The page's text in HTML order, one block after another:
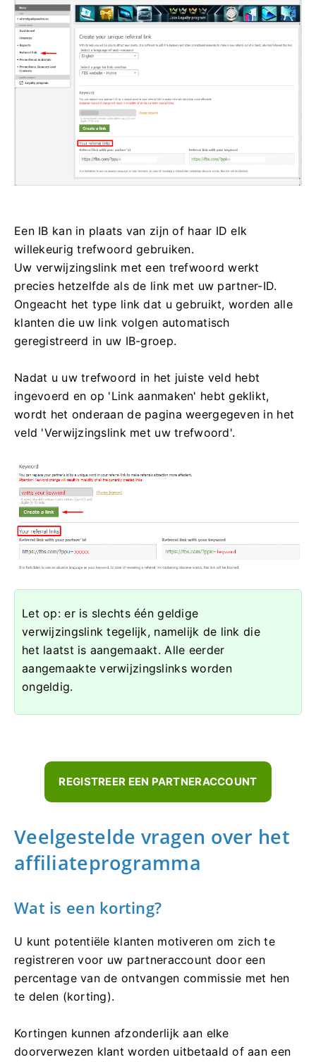
Een IB kan in plaats van zijn of haar ID elk
willekeurig trefwoord gebruiken.
Uw verwijzingslink met een trefwoord werkt
precies hetzelfde als de link met uw partner-ID.
Ongeacht het type link dat u gebruikt, worden alle
klanten die uw link volgen automatisch
geregistreerd in uw IB-groep.
Nadat u uw trefwoord in het juiste veld hebt
ingevoerd en op 'Link aanmaken' hebt geklikt,
wordt het onderaan de pagina weergegeven in het
veld 'Verwijzingslink met uw trefwoord'.
Let op: er is slechts één geldige
verwijzingslink tegelijk, namelijk de link die
het laatst is aangemaakt. Alle eerder
aangemaakte verwijzingslinks worden
ongeldig.
REGISTREER EEN PARTNERACCOUNT
Veelgestelde vragen over het
affiliateprogramma
Wat is een korting?
U kunt potentiële klanten motiveren om zich te
registreren voor uw partneraccount door een
percentage van de ontvangen commissie met hen
te delen (korting).
Kortingen kunnen afzonderlijk aan elke
doorverwezen klant worden uitbetaald of aan een